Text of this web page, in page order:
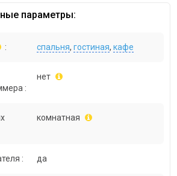
параметры:
: спальня,гостиная,кафе
:
нет
комнатная
: да